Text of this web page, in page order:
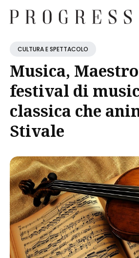
Cerca
CULTURA E SPETTACOLO
Musica,
festival di
classica che
Stivale